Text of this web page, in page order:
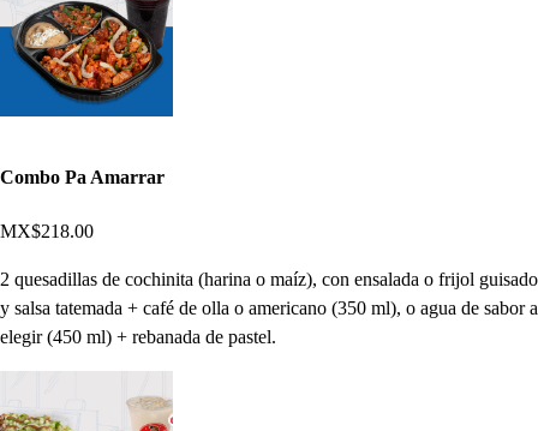
Combo Pa Amarrar
MX$218.00
2 quesadillas de cochinita (harina o maíz), con ensalada o frijol guisado
y salsa tatemada + café de olla o americano (350 ml), o agua de sabor a
elegir (450 ml) + rebanada de pastel.